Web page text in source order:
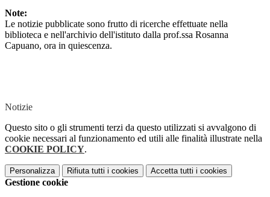
Note:
Le notizie pubblicate sono frutto di ricerche effettuate nella
biblioteca e nell'archivio dell'istituto dalla prof.ssa Rosanna
Capuano, ora in quiescenza.
Notizie
Questo sito o gli strumenti terzi da questo utilizzati si avvalgono di
cookie necessari al funzionamento ed utili alle finalità illustrate nella
COOKIE POLICY.
Personalizza Rifiuta tutti i cookies Accetta tutti i cookies
Gestione cookie